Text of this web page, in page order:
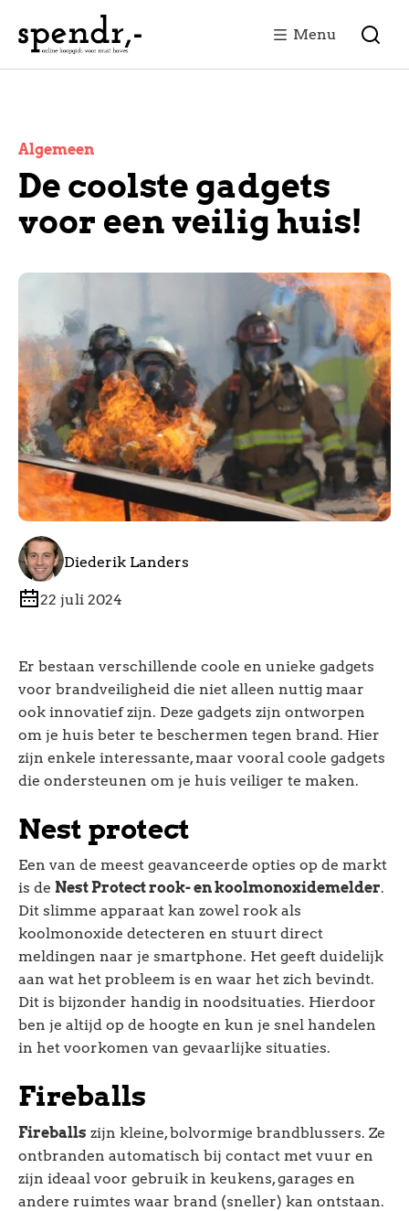
Menu
Algemeen
De coolste gadgets
voor een veilig huis!
Diederik Landers
22 juli 2024
Er bestaan verschillende coole en unieke gadgets
voor brandveiligheid die niet alleen nuttig maar
ook innovatief zijn. Deze gadgets zijn ontworpen
om je huis beter te beschermen tegen brand. Hier
zijn enkele interessante, maar vooral coole gadgets
die ondersteunen om je huis veiliger te maken.
Nest protect
Een van de meest geavanceerde opties op de markt
is de Nest Protect rook- en koolmonoxidemelder.
Dit slimme apparaat kan zowel rook als
koolmonoxide detecteren en stuurt direct
meldingen naar je smartphone. Het geeft duidelijk
aan wat het probleem is en waar het zich bevindt.
Dit is bijzonder handig in noodsituaties. Hierdoor
ben je altijd op de hoogte en kun je snel handelen
in het voorkomen van gevaarlijke situaties.
Fireballs
Fireballs zijn kleine, bolvormige brandblussers. Ze
ontbranden automatisch bij contact met vuur en
zijn ideaal voor gebruik in keukens, garages en
andere ruimtes waar brand (sneller) kan ontstaan.